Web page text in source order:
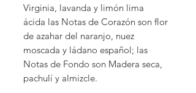
Virginia, lavanda y limón lima
ácida las Notas de Corazón son flor
de azahar del naranjo, nuez
moscada y ládano español; las
Notas de Fondo son Madera seca,
pachulí y almizcle.